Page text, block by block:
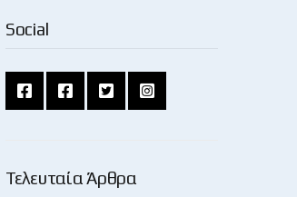
Social
Τελευταία Άρθρα